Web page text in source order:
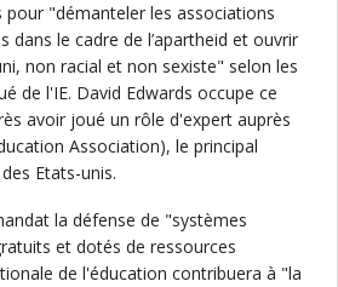
"démanteler les associations
dans le cadre de l’apartheid et ouvrir
non racial et non sexiste" selon les
de l'IE. David Edwards occupe ce
avoir joué un rôle d'expert auprès
Association), le principal
Etats-unis.
la défense de "systèmes
et dotés de ressources
de l'éducation contribuera à "la